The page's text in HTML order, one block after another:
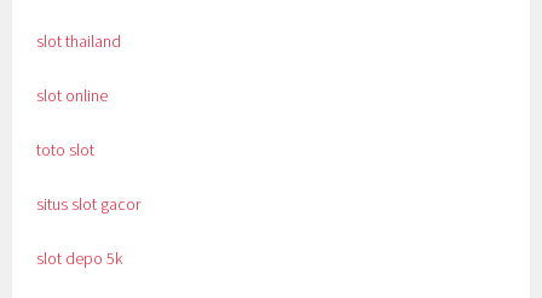
slot thailand
slot online
toto slot
situs slot gacor
slot depo 5k